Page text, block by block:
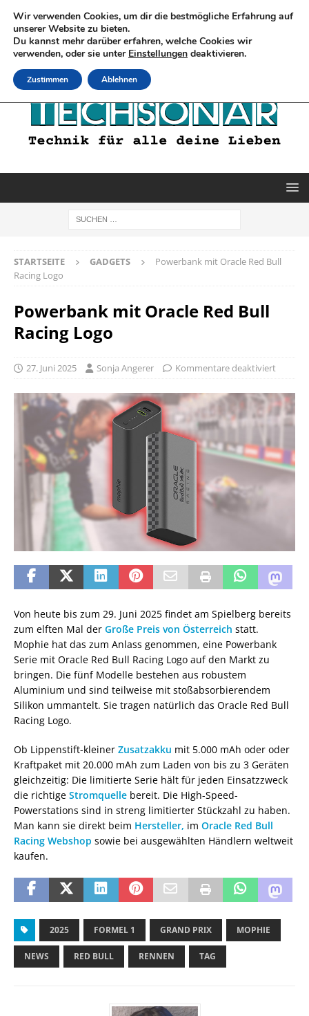
STARTSEITE GADGETS
Powerbank mit Oracle Red Bull
Racing Logo
Powerbank mit Oracle Red Bull
Racing Logo
27. Juni 2025 Sonja Angerer Kommentare deaktiviert
Von heute bis zum 29. Juni 2025 findet am Spielberg bereits
zum elften Mal der Große Preis von Österreich statt.
Mophie hat das zum Anlass genommen, eine Powerbank
Serie mit Oracle Red Bull Racing Logo auf den Markt zu
bringen. Die fünf Modelle bestehen aus robustem
Aluminium und sind teilweise mit stoßabsorbierendem
Silikon ummantelt. Sie tragen natürlich das Oracle Red Bull
Racing Logo.
Ob Lippenstift-kleiner Zusatzakku mit 5.000 mAh oder oder
Kraftpaket mit 20.000 mAh zum Laden von bis zu 3 Geräten
gleichzeitig: Die limitierte Serie hält für jeden Einsatzzweck
die richtige Stromquelle bereit. Die High-Speed-
Powerstations sind in streng limitierter Stückzahl zu haben.
Man kann sie direkt beim Hersteller, im Oracle Red Bull
Racing Webshop sowie bei ausgewählten Händlern weltweit
kaufen.
2025 FORMEL 1 GRAND PRIX MOPHIE
NEWS RED BULL RENNEN TAG
Wir verwenden Cookies, um dir die bestmögliche Erfahrung auf
unserer Website zu bieten.
Du kannst mehr darüber erfahren, welche Cookies wir
verwenden, oder sie unter Einstellungen deaktivieren.
Zustimmen Ablehnen